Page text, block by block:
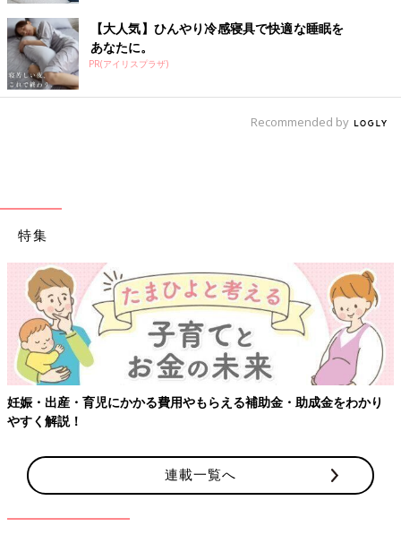
【大人気】ひんやり冷感寝具で快適な睡眠を
あなたに。
PR(アイリスプラザ)
Recommended by
特集
もらえる補助金・助成金をわかり 【ワクチン接種できるものも
連載一覧へ